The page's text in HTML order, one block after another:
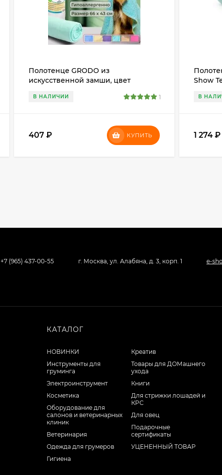
Полотенце GRODO из
искусственной замши, цвет
В НАЛИЧИИ 1
407₽ КУПИТЬ
Show
В
1 274 ₽
+7 (965) 437-00-55 г. Москва, ул. Алабяна, д. 3, корп. 1 e-
КАТАЛОГ
НОВИНКИ
Инструменты для
груминга
Электроинструмент
Косметика
Оборудование для
салонов и ветеринарных
клиник
Ветеринария
Одежда для грумеров
Гигиена
Креатив
Товары для ДОМашнего
ухода
Книги
Для стрижки лошадей и
КРС
Для овец
Подарочные
сертификаты
УЦЕНЕННЫЙ ТОВАР